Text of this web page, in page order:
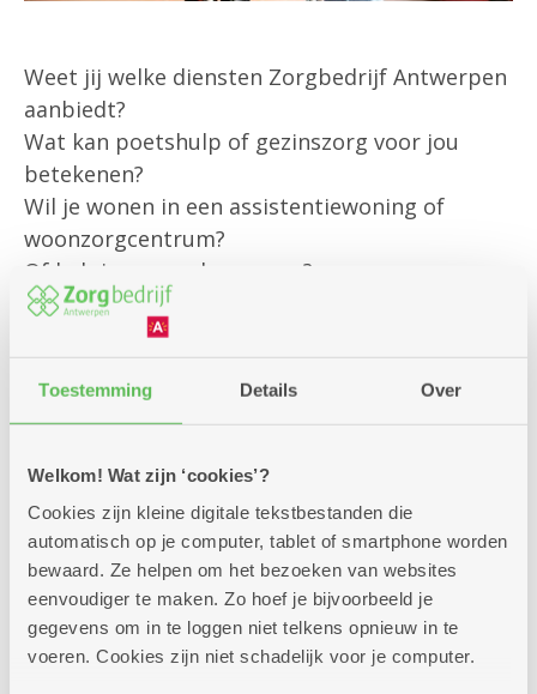
Toestemming Details Over
Welkom! Wat zijn ‘cookies’?
Cookies zijn kleine digitale tekstbestanden die
automatisch op je computer, tablet of smartphone worden
bewaard. Ze helpen om het bezoeken van websites
eenvoudiger te maken. Zo hoef je bijvoorbeeld je
gegevens om in te loggen niet telkens opnieuw in te
voeren. Cookies zijn niet schadelijk voor je computer.
Weet jij welke diensten Zorgbedrijf Antwerpen
aanbiedt?
Wat kan poetshulp of gezinszorg voor jou
betekenen?
Wil je wonen in een assistentiewoning of
woonzorgcentrum?
Of heb je een andere vraag?
Onze klantenbegeleider is er om jou
persoonlijk te helpen met al jouw vragen rond
bestaande diensten
en om je te informeren over alle
mogelijkheden die we aanbieden.
Kom gerust langs – we helpen je graag verder!
Zitdagen klantendienst